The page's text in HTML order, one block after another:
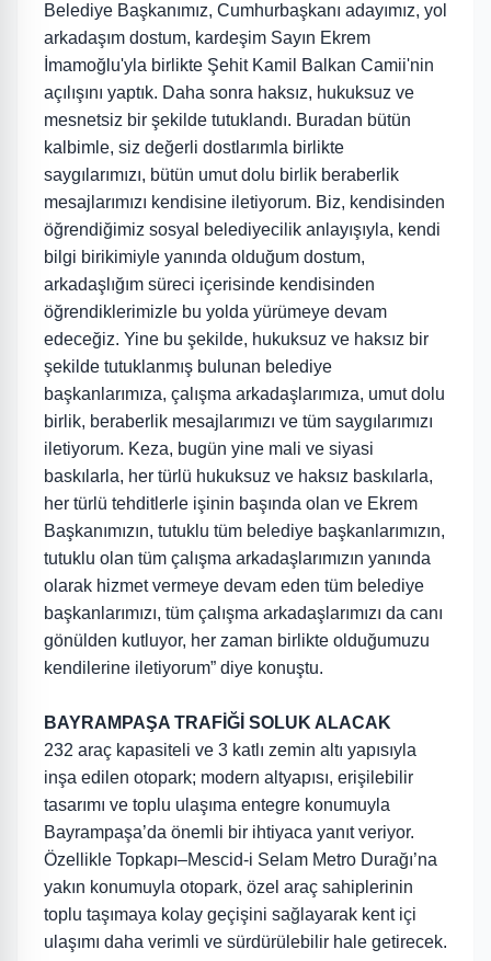
Belediye Başkanımız, Cumhurbaşkanı adayımız, yol
arkadaşım dostum, kardeşim Sayın Ekrem
İmamoğlu'yla birlikte Şehit Kamil Balkan Camii'nin
açılışını yaptık. Daha sonra haksız, hukuksuz ve
mesnetsiz bir şekilde tutuklandı. Buradan bütün
kalbimle, siz değerli dostlarımla birlikte
saygılarımızı, bütün umut dolu birlik beraberlik
mesajlarımızı kendisine iletiyorum. Biz, kendisinden
öğrendiğimiz sosyal belediyecilik anlayışıyla, kendi
bilgi birikimiyle yanında olduğum dostum,
arkadaşlığım süreci içerisinde kendisinden
öğrendiklerimizle bu yolda yürümeye devam
edeceğiz. Yine bu şekilde, hukuksuz ve haksız bir
şekilde tutuklanmış bulunan belediye
başkanlarımıza, çalışma arkadaşlarımıza, umut dolu
birlik, beraberlik mesajlarımızı ve tüm saygılarımızı
iletiyorum. Keza, bugün yine mali ve siyasi
baskılarla, her türlü hukuksuz ve haksız baskılarla,
her türlü tehditlerle işinin başında olan ve Ekrem
Başkanımızın, tutuklu tüm belediye başkanlarımızın,
tutuklu olan tüm çalışma arkadaşlarımızın yanında
olarak hizmet vermeye devam eden tüm belediye
başkanlarımızı, tüm çalışma arkadaşlarımızı da canı
gönülden kutluyor, her zaman birlikte olduğumuzu
kendilerine iletiyorum” diye konuştu.
BAYRAMPAŞA TRAFİĞİ SOLUK ALACAK
232 araç kapasiteli ve 3 katlı zemin altı yapısıyla
inşa edilen otopark; modern altyapısı, erişilebilir
tasarımı ve toplu ulaşıma entegre konumuyla
Bayrampaşa’da önemli bir ihtiyaca yanıt veriyor.
Özellikle Topkapı–Mescid-i Selam Metro Durağı’na
yakın konumuyla otopark, özel araç sahiplerinin
toplu taşımaya kolay geçişini sağlayarak kent içi
ulaşımı daha verimli ve sürdürülebilir hale getirecek.